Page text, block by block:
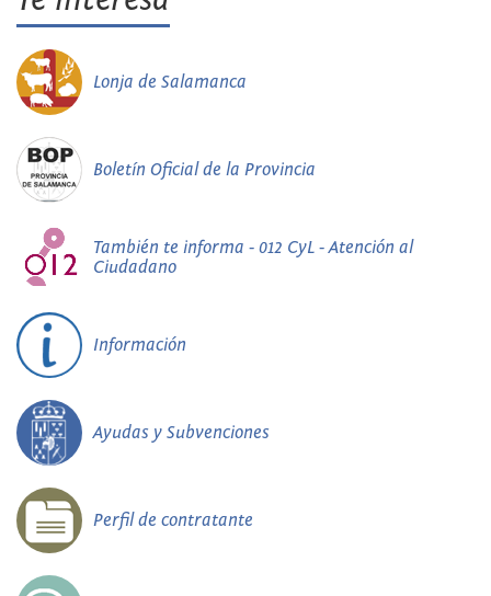
Lonja de Salamanca
Boletín Oficial de la Provincia
También te informa - 012 CyL - Atención al
Ciudadano
Información
Ayudas y Subvenciones
Perfil de contratante